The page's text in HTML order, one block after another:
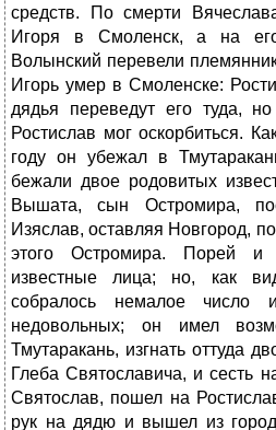
средств. По смерти
Игоря в Смоленск, а на
Волынский перевели
Игорь умер в Смоленске:
дядья переведут его туда,
Ростислав мог оскорбиться.
году он убежал в
бежали двое родовитых
Вышата, сын Остромира,
Изяслав, оставляя Новгород,
этого Остромира. Порей
известные лица; но, как
собралось немалое число
недовольных; он имел
Тмутаракань, изгнать оттуда
Глеба Святославича, и сесть
Святослав, пошел на
рук на дядю и вышел из